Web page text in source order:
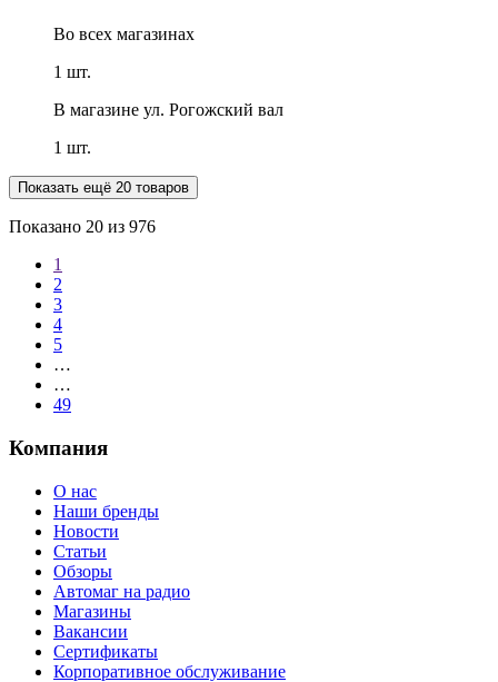
Во всех магазинах
1 шт.
В магазине ул. Рогожский вал
1 шт.
Показать ещё 20 товаров
Показано 20 из 976
1
2
3
4
5
…
…
49
Компания
О нас
Наши бренды
Новости
Статьи
Обзоры
Автомаг на радио
Магазины
Вакансии
Сертификаты
Корпоративное обслуживание